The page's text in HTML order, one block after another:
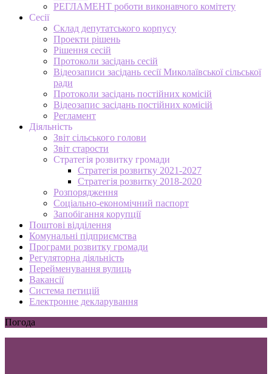
РЕГЛАМЕНТ роботи виконавчого комітету
Сесії
Склад депутатського корпусу
Проекти рішень
Рішення сесій
Протоколи засідань сесій
Відеозаписи засідань сесії Миколаївської сільської
ради
Протоколи засідань постійних комісій
Відеозапис засідань постійних комісій
Регламент
Діяльність
Звіт сільського голови
Звіт старости
Стратегія розвитку громади
Стратегія розвитку 2021-2027
Стратегія розвитку 2018-2020
Розпорядження
Соціально-економічний паспорт
Запобігання корупції
Поштові відділення
Комунальні підприємства
Програми розвитку громади
Регуляторна діяльність
Перейменування вулиць
Вакансії
Система петицій
Електронне декларування
Погода